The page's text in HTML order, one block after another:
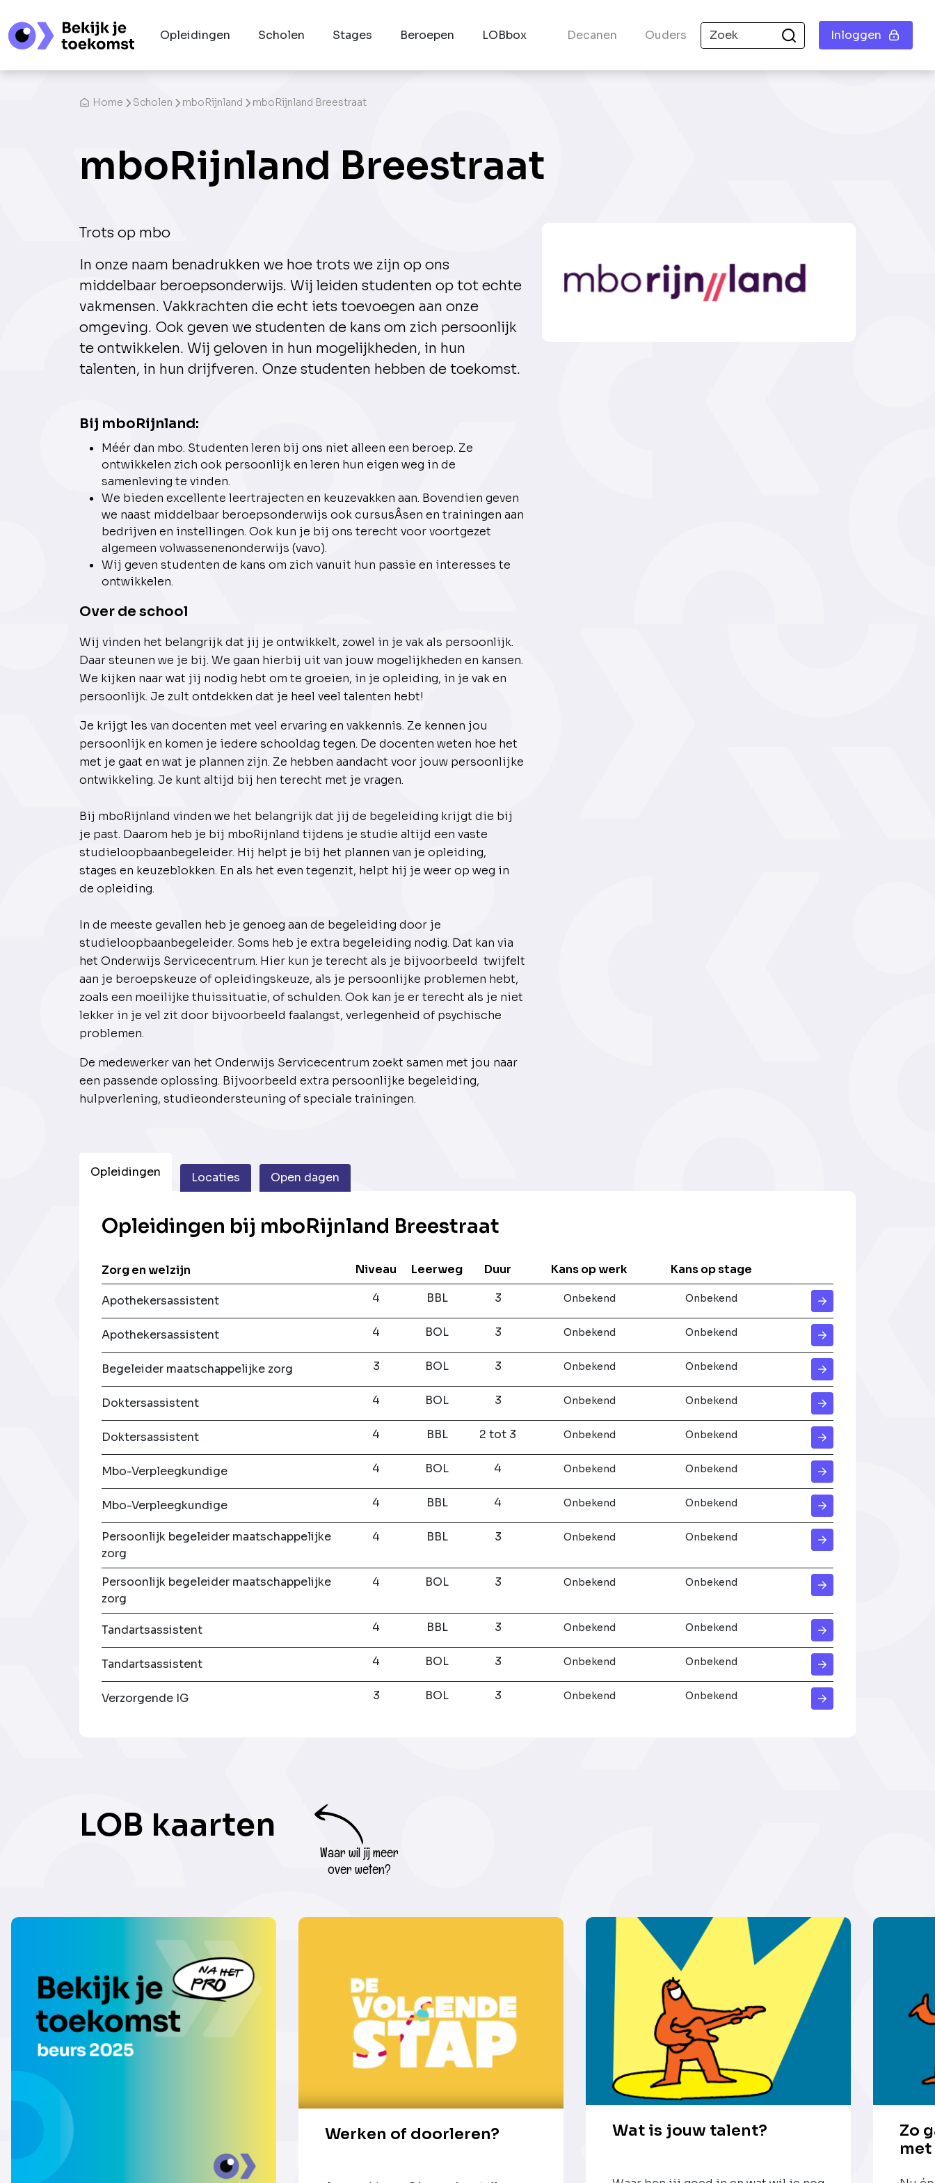
Opleidingen Scholen Stages Beroepen LOBbox Decanen Ouders Inloggen
Home Scholen mboRijnland mboRijnland Breestraat
mboRijnland Breestraat
Trots op mbo
In onze naam benadrukken we hoe trots we zijn op ons
middelbaar beroeps­onderwijs. Wij leiden studenten op tot echte
vakmensen. Vakkrachten die echt iets toevoegen aan onze
omgeving. Ook geven we studenten de kans om zich persoonlijk
te ontwikkelen. Wij geloven in hun mogelijkheden, in hun
talenten, in hun drijfveren. Onze studenten hebben de toekomst.
Bij mboRijnland:
Méér dan mbo. Studenten leren bij ons niet alleen een beroep. Ze
ontwikkelen zich ook persoonlijk en leren hun eigen weg in de
samenleving te vinden.
We bieden excellente leertrajecten en keuzevakken aan. Bovendien geven
we naast middelbaar beroepsonderwijs ook cursusÂ­sen en trainingen aan
bedrijven en instellingen. Ook kun je bij ons terecht voor voortgezet
algemeen volwassenenonderwijs (vavo).
Wij geven studenten de kans om zich vanuit hun passie en interesses te
ontwikkelen.
Over de school
Wij vinden het belangrijk dat jij je ontwikkelt, zowel in je vak als persoonlijk.
Daar steunen we je bij. We gaan hierbij uit van jouw mogelijkheden en kansen.
We kijken naar wat jij nodig hebt om te groeien, in je opleiding, in je vak en
persoonlijk. Je zult ontdekken dat je heel veel talenten hebt!
Je krijgt les van docenten met veel ervaring en vakkennis. Ze kennen jou
persoonlijk en komen je iedere schooldag tegen. De docenten weten hoe het
met je gaat en wat je plannen zijn. Ze hebben aandacht voor jouw persoonlijke
ontwikkeling. Je kunt altijd bij hen terecht met je vragen.
Bij mboRijnland vinden we het belangrijk dat jij de begeleiding krijgt die bij
je past. Daarom heb je bij mboRijnland tijdens je studie altijd een vaste
studieloopbaanbegeleider. Hij helpt je bij het plannen van je opleiding,
stages en keuzeblokken. En als het even tegenzit, helpt hij je weer op weg in
de opleiding.
In de meeste gevallen heb je genoeg aan de begeleiding door je
studieloopbaanbegeleider. Soms heb je extra begeleiding nodig. Dat kan via
het Onderwijs Servicecentrum. Hier kun je terecht als je bijvoorbeeld twijfelt
aan je beroepskeuze of opleidingskeuze, als je persoonlijke problemen hebt,
zoals een moeilijke thuissituatie, of schulden. Ook kan je er terecht als je niet
lekker in je vel zit door bijvoorbeeld faalangst, verlegenheid of psychische
problemen.
De medewerker van het Onderwijs Servicecentrum zoekt samen met jou naar
een passende oplossing. Bijvoorbeeld extra persoonlijke begeleiding,
hulpverlening, studieondersteuning of speciale trainingen.
Opleidingen Locaties Open dagen
Opleidingen bij mboRijnland Breestraat
Zorg en welzijn Niveau Leerweg Duur Kans op werk Kans op stage
Apothekersassistent 4 BBL 3 Onbekend Onbekend
Apothekersassistent 4 BOL 3 Onbekend Onbekend
Begeleider maatschappelijke zorg 3 BOL 3 Onbekend Onbekend
Doktersassistent 4 BOL 3 Onbekend Onbekend
Doktersassistent 4 BBL 2 tot 3 Onbekend Onbekend
Mbo-Verpleegkundige 4 BOL 4 Onbekend Onbekend
Mbo-Verpleegkundige 4 BBL 4 Onbekend Onbekend
Persoonlijk begeleider maatschappelijke
zorg
4 BBL 3 Onbekend Onbekend
Persoonlijk begeleider maatschappelijke
zorg
4 BOL 3 Onbekend Onbekend
Tandartsassistent 4 BBL 3 Onbekend Onbekend
Tandartsassistent 4 BOL 3 Onbekend Onbekend
Verzorgende IG 3 BOL 3 Onbekend Onbekend
LOB kaarten
Waar wil jij meer
over weten?
Werken of doorleren? Wat is jouw talent?
Zo